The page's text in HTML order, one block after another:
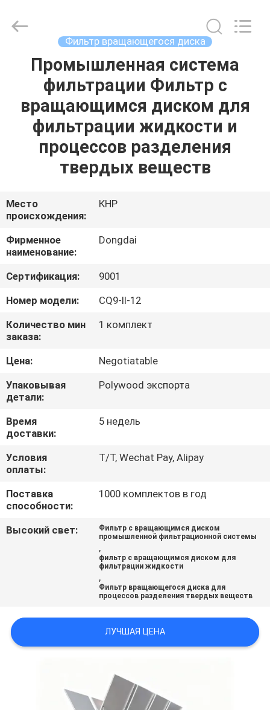
ДОМОЙ
ПРОДУКТЫ
ВИДЕОЗАПИСИ
ШОУ
О
НАС
ЭКСКУРСИЯ
ПО
ЗАВОДУ
КОНТРОЛЬ
КАЧЕСТВА
НОВОСТИ
СЛУЧАИ
ЗАПРОСИТЕ
ЦИТАТУ
ПОЛИТИКА
КОНФИДЕНЦИАЛЬНОСТИ
Group
Фильтр вращающегося диска
Промышленная система
фильтрации Фильтр с
вращающимся диском для
фильтрации жидкости и
процессов разделения
твердых веществ
Место
происхождения:
КНР
Фирменное
наименование:
Dongdai
Сертификация:
9001
Номер модели:
CQ9-II-12
Количество мин
заказа:
1 комплект
Цена:
Negotiatable
Упаковывая
детали:
Polywood экспорта
Время
доставки:
5 недель
Условия
оплаты:
T/T, Wechat Pay, Alipay
Поставка
способности:
1000 комплектов в год
Высокий свет:
Фильтр с вращающимся диском
промышленной фильтрационной системы
,
фильтр с вращающимся диском для
фильтрации жидкости
,
Фильтр вращающегося диска для
процессов разделения твердых веществ
ЛУЧШАЯ ЦЕНА